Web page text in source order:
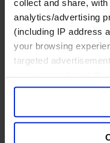
collect and share,
analytics/advertising
(including IP address
your browsing
targeted
your consent or, in
your data for targeted
Sell or Share My
the website. You
browser. For
工业
化工与过程工业咨
机械与工业技术
汽车与交通设备
能源业
金属与矿业
主权财富基金